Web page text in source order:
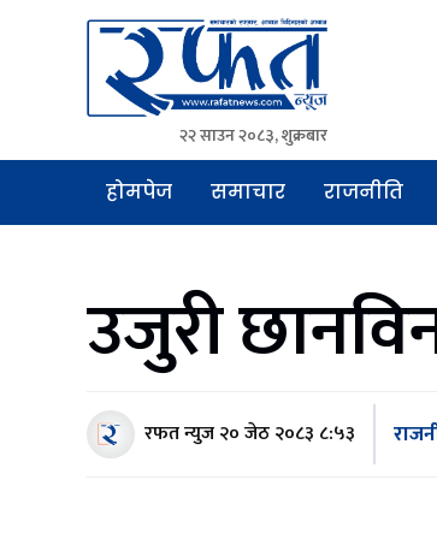
Rafat News
समाचारको रफ्तार, आवाज बिहिनहरुको आवाज
२२ साउन २०८३, शुक्रबार
होमपेज समाचार राजनीति
उजुरी
रफत न्युज२० जेठ २०८३ ८:५३